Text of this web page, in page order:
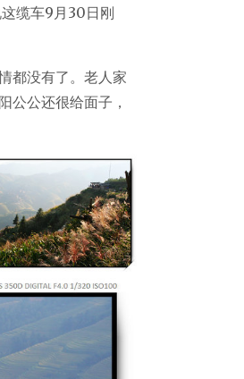
缆车9月30日刚
都没有了。老人家
公公还很给面子，